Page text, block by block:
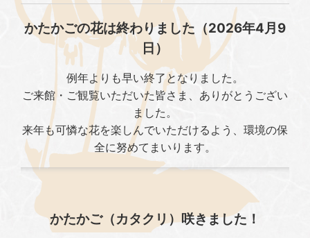
かたかごの花は終わりました（2026年4月9
日）
例年よりも早い終了となりました。
ご来館・ご観覧いただいた皆さま、ありがとうござい
ました。
来年も可憐な花を楽しんでいただけるよう、環境の保
全に努めてまいります。
かたかご（カタクリ）咲きました！